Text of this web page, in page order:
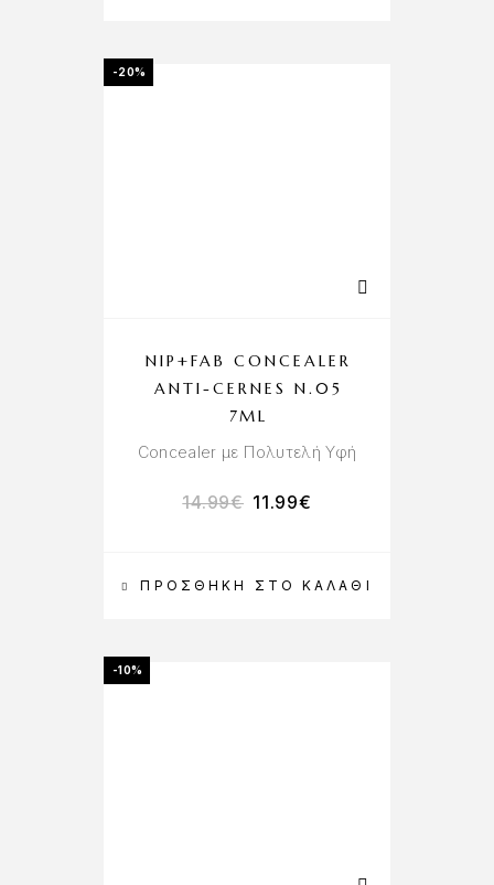
-20%
ΠΡΟΣΘΉΚΗ ΣΤΟ ΚΑΛΆΘΙ
NIP+FAB CONCEALER
ANTI-CERNES N.05
7ML
Concealer με Πολυτελή Υφή
14.99€ 11.99€
-10%